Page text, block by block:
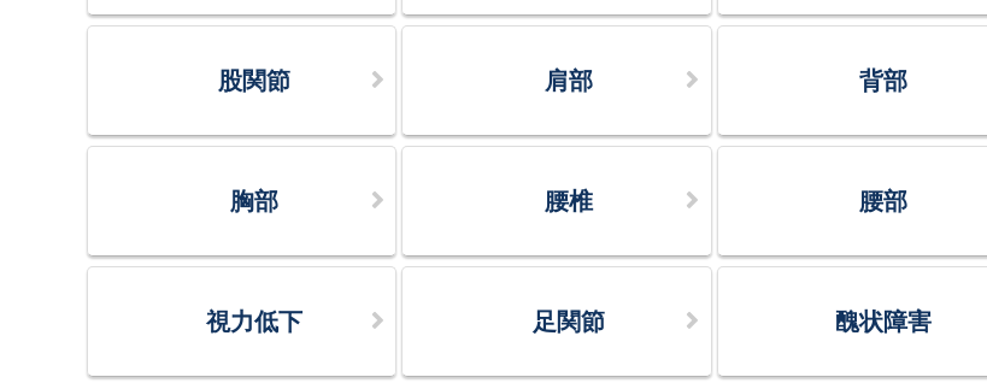
股関節 肩部 背部
胸部 腰椎 腰部
視力低下 足関節 醜状障害